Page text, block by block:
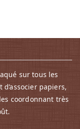
sur tous les
papiers,
coordonnant très